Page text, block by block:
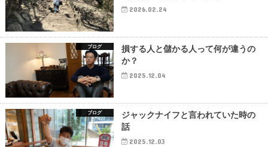
2026.02.24
ブログ
損する人と儲かる人って何が違うの
か？
2025.12.04
ブログ
ジャックナイフと言われていた時の
話
2025.12.03